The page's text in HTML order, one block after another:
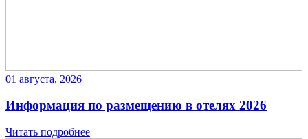
01 августа, 2026
Информация по размещению в отелях 2026
Читать подробнее